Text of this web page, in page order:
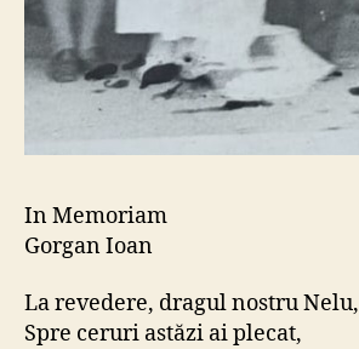
In Memoriam
Gorgan Ioan
La revedere, dragul nostru Nelu,
Spre ceruri astăzi ai plecat,